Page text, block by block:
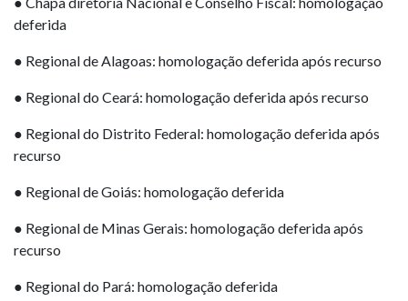
deferida
● Regional de Alagoas: homologação deferida após recurso
● Regional do Ceará: homologação deferida após recurso
● Regional do Distrito Federal: homologação deferida após
recurso
● Regional de Goiás: homologação deferida
● Regional de Minas Gerais: homologação deferida após
recurso
● Regional do Pará: homologação deferida